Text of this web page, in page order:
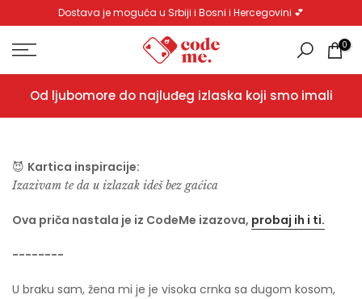
sadržaj
Dostava je moguća u Srbiji i Bosni i Hercegovini 💕
0
Od ljubomore do najluđeg izlaska koji smo imali
😈 Kartica inspiracije:
Izazivam te da u izlazak ideš bez gaćica
Ova priča nastala je iz CodeMe izazova, probaj ih i ti.
--------
U braku sam, žena mi je je visoka crnka sa dugom kosom,